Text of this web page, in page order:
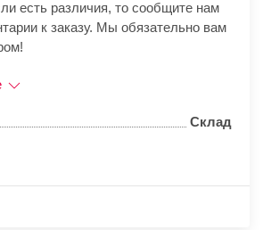
есть различия, то сообщите нам
к заказу. Мы обязательно вам
Склад